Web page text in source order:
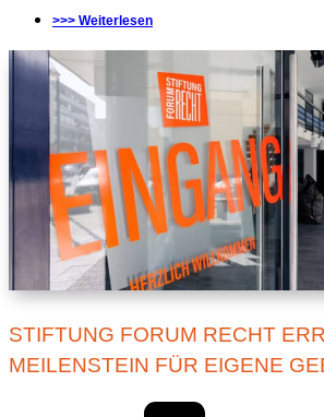
>>> Weiterlesen
STIFTUNG FORUM RECHT
MEILENSTEIN FÜR EIGENE